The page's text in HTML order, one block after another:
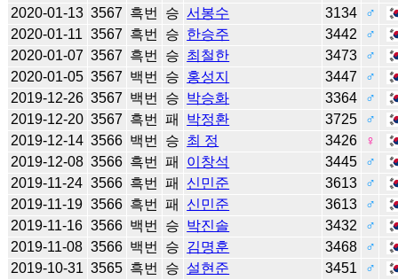
2020-01-13 3567 흑번 승 서봉수 3134
♂
2020-01-11 3567 흑번 승 한승주 3442
♂
2020-01-07 3567 흑번 승 최철한 3473
♂
2020-01-05 3567 백번 승 홍성지 3447
♂
2019-12-26 3567 백번 승 박승화 3364
♂
2019-12-20 3567 흑번 패 박정환 3725
♂
2019-12-14 3566 백번 승 최 정 3426
♀
2019-12-08 3566 흑번 패 이창석 3445
♂
2019-11-24 3566 흑번 패 신민준 3613
♂
2019-11-19 3566 흑번 패 신민준 3613
♂
2019-11-16 3566 백번 승 박진솔 3432
♂
2019-11-08 3566 백번 승 김명훈 3468
♂
2019-10-31 3565 흑번 승 설현준 3451
♂